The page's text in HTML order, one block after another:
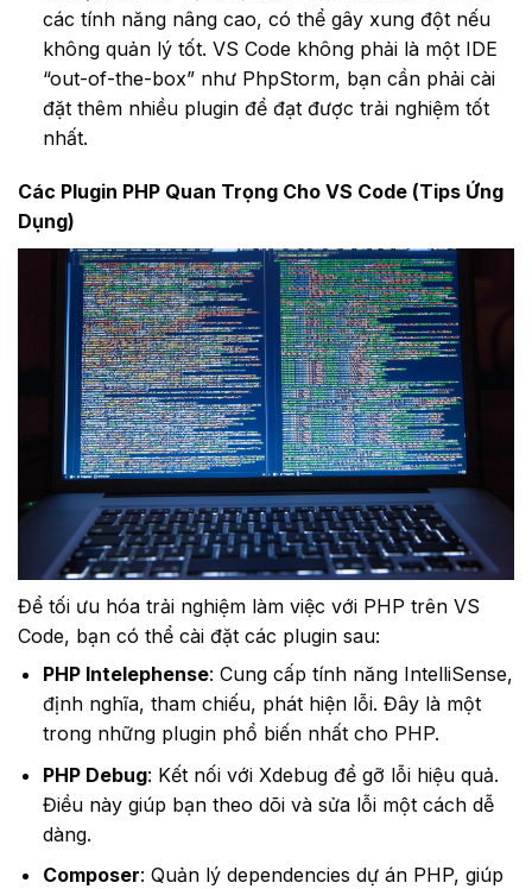
các tính năng nâng cao, có thể gây xung đột nếu
không quản lý tốt. VS Code không phải là một IDE
“out-of-the-box” như PhpStorm, bạn cần phải cài
đặt thêm nhiều plugin để đạt được trải nghiệm tốt
nhất.
Các Plugin PHP Quan Trọng Cho VS Code (Tips Ứng
Dụng)
Để tối ưu hóa trải nghiệm làm việc với PHP trên VS
Code, bạn có thể cài đặt các plugin sau:
PHP Intelephense: Cung cấp tính năng IntelliSense,
định nghĩa, tham chiếu, phát hiện lỗi. Đây là một
trong những plugin phổ biến nhất cho PHP.
PHP Debug: Kết nối với Xdebug để gỡ lỗi hiệu quả.
Điều này giúp bạn theo dõi và sửa lỗi một cách dễ
dàng.
Composer: Quản lý dependencies dự án PHP, giúp